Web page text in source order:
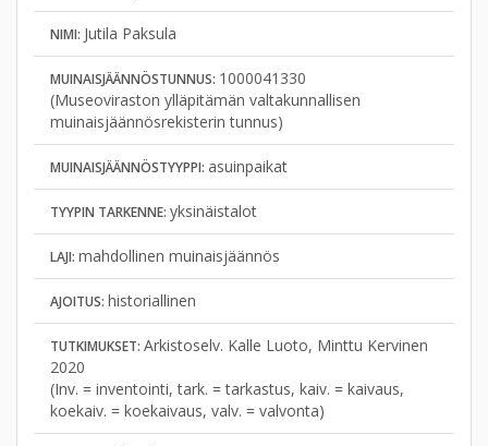
NIMI: Jutila Paksula
MUINAISJÄÄNNÖSTUNNUS: 1000041330
(Museoviraston ylläpitämän valtakunnallisen
muinaisjäännösrekisterin tunnus)
MUINAISJÄÄNNÖSTYYPPI: asuinpaikat
TYYPIN TARKENNE: yksinäistalot
LAJI: mahdollinen muinaisjäännös
AJOITUS: historiallinen
TUTKIMUKSET: Arkistoselv. Kalle Luoto, Minttu Kervinen
2020
(Inv. = inventointi, tark. = tarkastus, kaiv. = kaivaus,
koekaiv. = koekaivaus, valv. = valvonta)